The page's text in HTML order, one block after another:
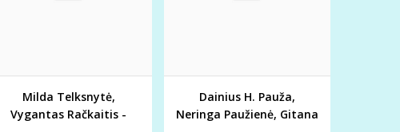
Milda Telksnytė,
Vygantas Račkaitis -
Dainius H. Pauža,
Neringa Paužienė, Gitana